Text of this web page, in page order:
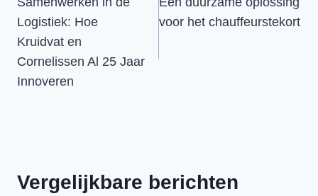
navigatie
Logistiek: Hoe
Kruidvat en
Cornelissen Al 25 Jaar
Innoveren
voor het chauffeurstekort
Vergelijkbare berichten